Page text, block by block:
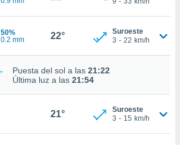
50%
0.2 mm
22°
Suroeste
3 - 22 km/h
Puesta del sol a las 21:22
Última luz a las 21:54
21°
Suroeste
3 - 15 km/h